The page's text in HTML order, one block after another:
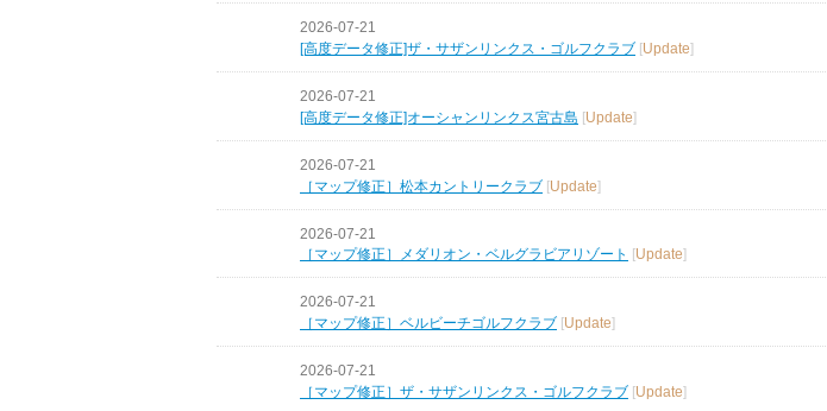
2026-07-21
[高度データ修正]ザ・サザンリンクス・ゴルフクラブ [Update]
2026-07-21
[高度データ修正]オーシャンリンクス宮古島 [Update]
2026-07-21
［マップ修正］松本カントリークラブ [Update]
2026-07-21
［マップ修正］メダリオン・ベルグラビアリゾート [Update]
2026-07-21
［マップ修正］ベルビーチゴルフクラブ [Update]
2026-07-21
［マップ修正］ザ・サザンリンクス・ゴルフクラブ [Update]